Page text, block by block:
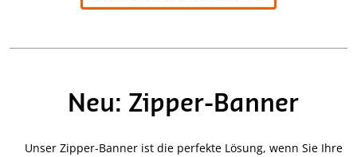
Neu: Zipper-Banner
Unser Zipper-Banner ist die perfekte Lösung, wenn Sie Ihre